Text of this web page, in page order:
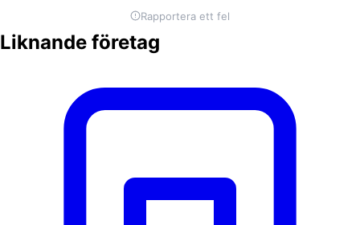
Rapportera ett fel
Liknande företag